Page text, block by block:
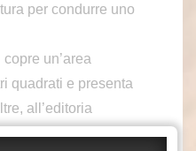
per condurre uno
copre un’area
quadrati e presenta
all’editoria